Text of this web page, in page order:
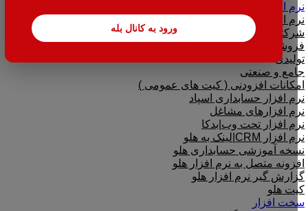
ورود به کانال بله
نرم افزار
نرم افزار حسابداری هلو
شرکتی
فروشگاهی
تولیدی
جامع و صنعتی
امکانات افزودنی ( کیت های عمومی )
نرم افزار حسابداری اسپاد
نرم افزارهای مشاغل
نرم افزار تحت وب|بدکا
نرم افزار CRM|لینک به هلو
نسخه آموزشی حسابداری هلو
افزونه متصل به نرم افزار هلو
گزارش گیر نرم افزار هلو
کیت هلو
سخت افزار